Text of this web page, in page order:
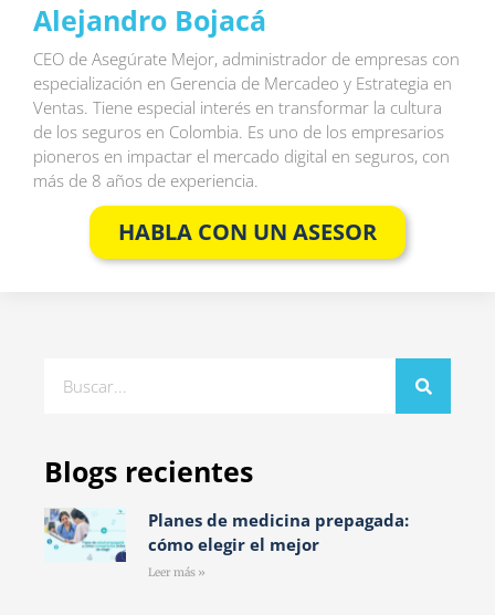
Alejandro Bojacá
CEO de Asegúrate Mejor, administrador de empresas con
especialización en Gerencia de Mercadeo y Estrategia en
Ventas. Tiene especial interés en transformar la cultura
de los seguros en Colombia. Es uno de los empresarios
pioneros en impactar el mercado digital en seguros, con
más de 8 años de experiencia.
HABLA CON UN ASESOR
Blogs recientes
Planes de medicina prepagada:
cómo elegir el mejor
Leer más »